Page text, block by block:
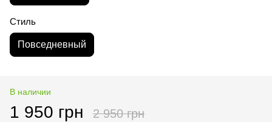
Стиль
Повседневный
В наличии
1 950 грн 2 950 грн